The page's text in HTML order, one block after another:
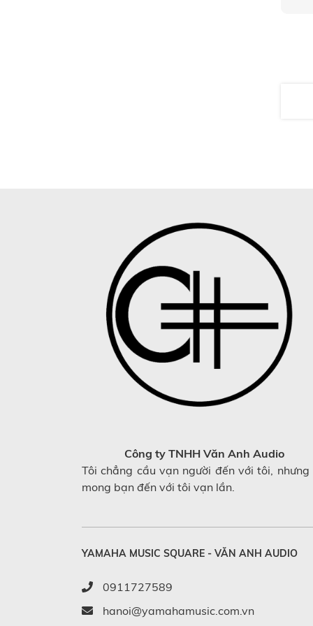
Công ty TNHH Văn Anh Audio
Tôi chẳng cầu vạn người đến với tôi, nhưng
mong bạn đến với tôi vạn lần.
YAMAHA MUSIC SQUARE - VĂN ANH AUDIO
0911727589
hanoi@yamahamusic.com.vn